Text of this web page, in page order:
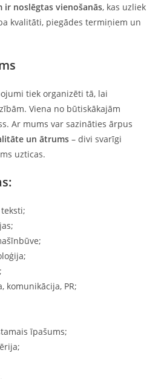
ir noslēgtas vienošanās, kas uzliek
kvalitāti, piegādes termiņiem un
tiek organizēti tā, lai
Viena no būtiskākajām
Ar mums var sazināties ārpus
un ātrums– divi svarīgi
uzticas.
komunikācija, PR;
īpašums;